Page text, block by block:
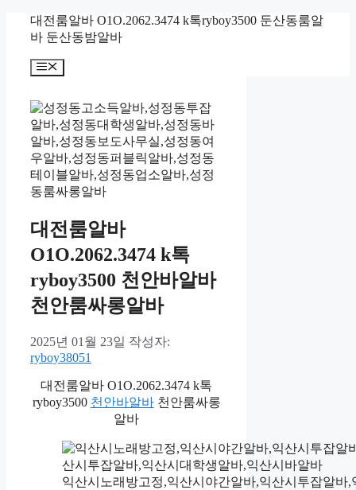
대전룸알바 O1O.2062.3474 k톡ryboy3500 둔산동룸알
바 둔산동밤알바
메
대전룸알바
O1O.2062.3474 k톡
ryboy3500 천안바알바
천안룸싸롱알바
2025년 01월 23일 작성자:
ryboy38051
대전룸알바 O1O.2062.3474 k톡
ryboy3500 천안바알바천안룸싸롱
알바
익산시노래방고정,익산시야간알바,익산시투잡알